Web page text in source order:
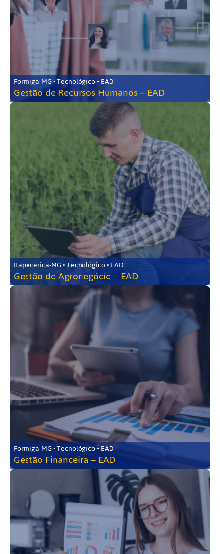
Formiga-MG • Tecnológico • EAD
Gestão de Recursos Humanos – EAD
Itapecerica-MG • Tecnológico • EAD
Gestão do Agronegócio – EAD
Formiga-MG • Tecnológico • EAD
Gestão Financeira – EAD